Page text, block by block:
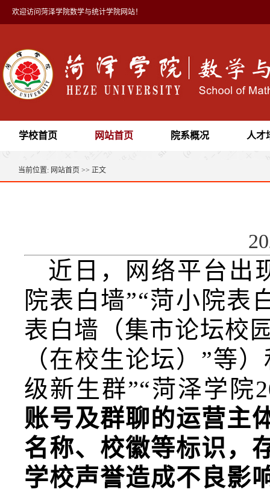
欢迎访问菏泽学院数学与统计学院网站！
学校首页 网站首页 院系概况 人才
当前位置: 网站首页 >> 正文
近日，网络平台出
院表白墙”“菏小院表
表白墙（集市论坛校
（在校生论坛）”等
级新生群”“菏泽学院
账号及群聊的运营主
名称、校徽等标识，
学校声誉造成不良影